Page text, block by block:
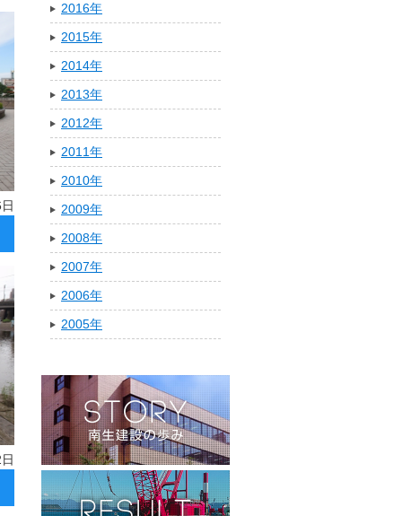
2016年
2015年
2014年
2013年
2012年
2011年
2010年
2009年
2008年
2007年
2006年
2005年